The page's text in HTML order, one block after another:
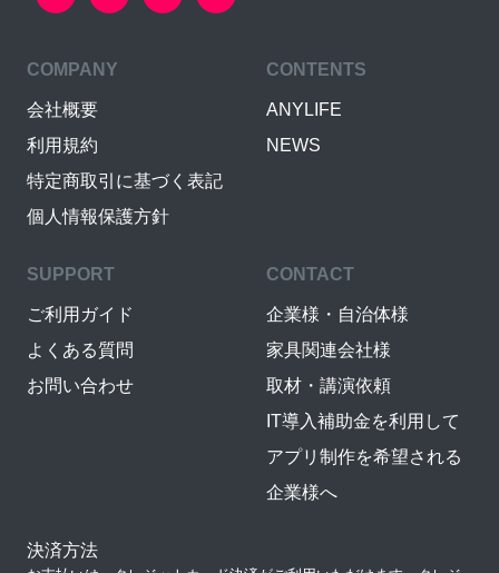
COMPANY
会社概要
利用規約
特定商取引に基づく表記
個人情報保護方針
CONTENTS
ANYLIFE
NEWS
SUPPORT
ご利用ガイド
よくある質問
お問い合わせ
CONTACT
企業様・自治体様
家具関連会社様
取材・講演依頼
IT導入補助金を利用して
アプリ制作を希望される
企業様へ
決済方法